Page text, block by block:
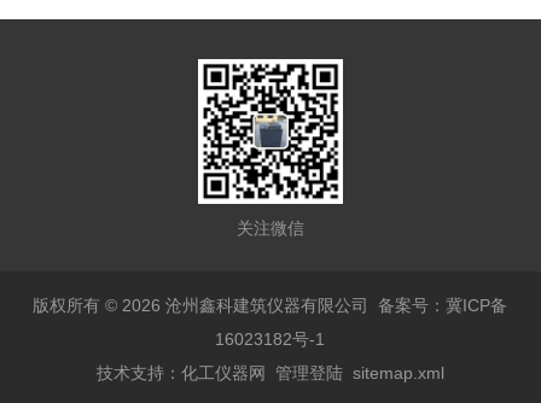
关注微信
版权所有 © 2026 沧州鑫科建筑仪器有限公司备案号：冀ICP备
16023182号-1
技术支持： 化工仪器网 管理登陆 sitemap.xml